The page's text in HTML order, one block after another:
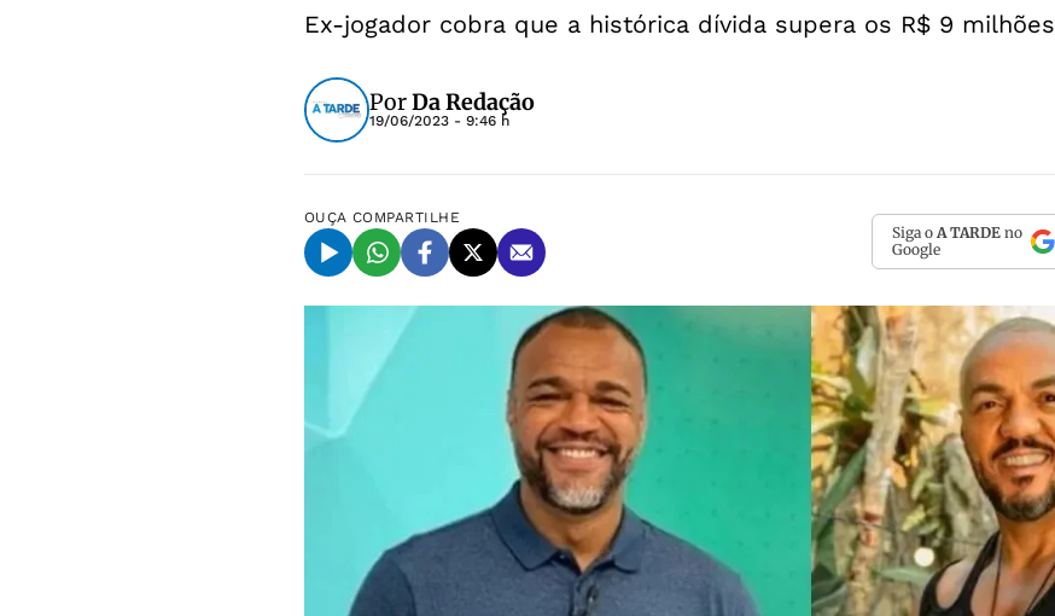
Ex-jogador cobra que a histórica dívida supera os R$ 9 milhões
PorDa Redação
19/06/2023 - 9:46 h
OUÇA COMPARTILHE
Siga o A TARDE no
Google